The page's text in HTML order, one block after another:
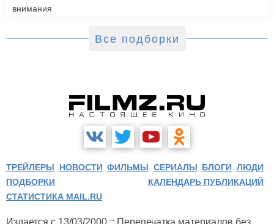
внимания
Все подборки
ТРЕЙЛЕРЫ НОВОСТИ ФИЛЬМЫ СЕРИАЛЫ БЛОГИ ЛЮДИ
ПОДБОРКИ
КАЛЕНДАРЬ ПУБЛИКАЦИЙ
СТАТИСТИКА MAIL.RU